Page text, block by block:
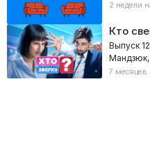
2 недели
Кто
Выпуск
7 месяцев